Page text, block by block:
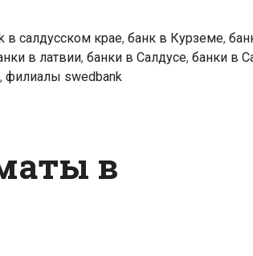
в салдусском крае, банк в Курземе,
в латвии, банки в Салдусе, банки в
, филиалы swedbank
в